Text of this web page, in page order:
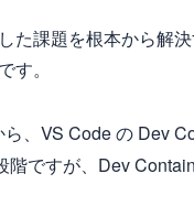
た課題を根本から解
です。
、VS Code の Dev
階ですが、Dev